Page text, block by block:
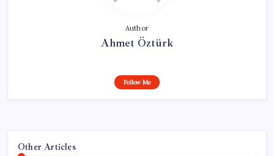
Author
Ahmet Öztürk
Follow Me
Other Articles